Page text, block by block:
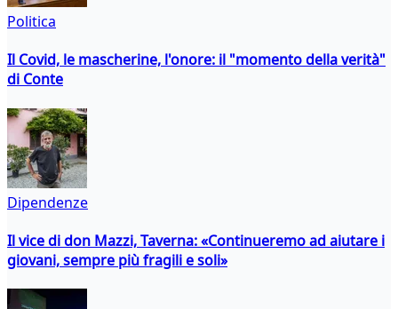
Politica
Il Covid, le mascherine, l'onore: il "momento della verità"
di Conte
Dipendenze
Il vice di don Mazzi, Taverna: «Continueremo ad aiutare i
giovani, sempre più fragili e soli»